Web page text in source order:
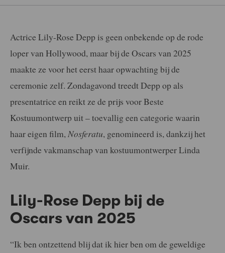
Actrice Lily-Rose Depp is geen onbekende op de rode
loper van Hollywood, maar bij de Oscars van 2025
maakte ze voor het eerst haar opwachting bij de
ceremonie zelf. Zondagavond treedt Depp op als
presentatrice en reikt ze de prijs voor Beste
Kostuumontwerp uit – toevallig een categorie waarin
haar eigen film, Nosferatu, genomineerd is, dankzij het
verfijnde vakmanschap van kostuumontwerper Linda
Muir.
Lily-Rose Depp bij de
Oscars van 2025
“Ik ben ontzettend blij dat ik hier ben om de geweldige